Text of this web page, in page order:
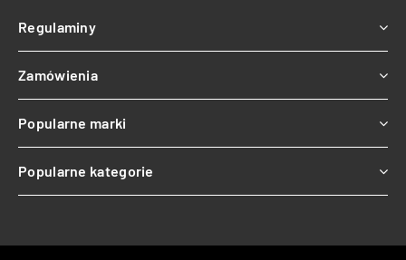
Regulaminy
Zamówienia
Popularne marki
Popularne kategorie